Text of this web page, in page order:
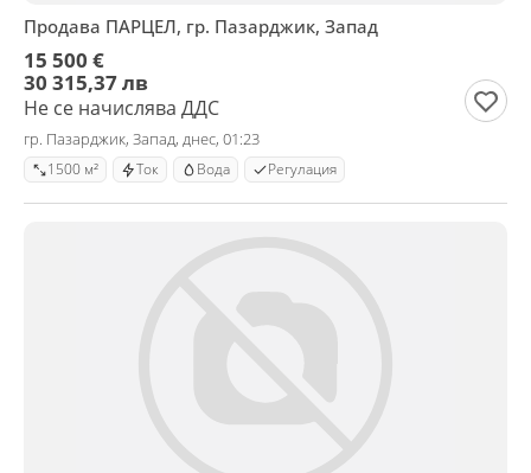
Продава ПАРЦЕЛ, гр. Пазарджик, Запад
15 500 €
30 315,37 лв
Не се начислява ДДС
гр. Пазарджик, Запад, днес, 01:23
1500 м² Ток Вода Регулация